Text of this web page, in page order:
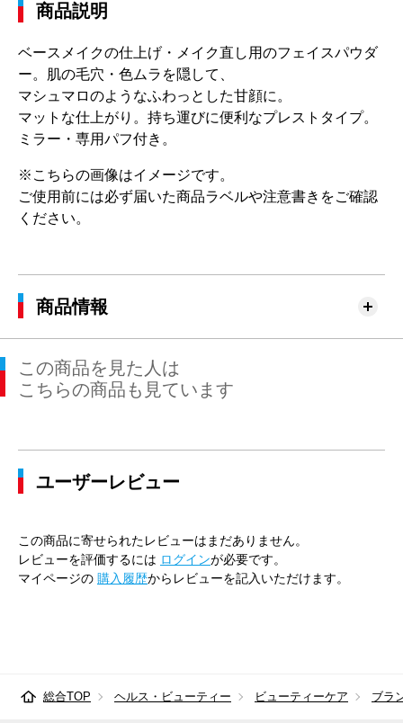
商品説明
ベースメイクの仕上げ・メイク直し用のフェイスパウダ
ー。肌の毛穴・色ムラを隠して、
マシュマロのようなふわっとした甘顔に。
マットな仕上がり。持ち運びに便利なプレストタイプ。
ミラー・専用パフ付き。
※こちらの画像はイメージです。
ご使用前には必ず届いた商品ラベルや注意書きをご確認
ください。
商品情報
この商品を見た人は
こちらの商品も見ています
ユーザーレビュー
この商品に寄せられたレビューはまだありません。
レビューを評価するには ログインが必要です。
マイページの 購入履歴からレビューを記入いただけます。
総合TOP ヘルス・ビューティー ビューティーケア ブラ